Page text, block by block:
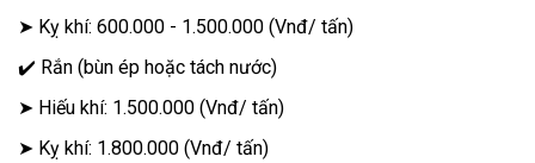
➤ Kỵ khí: 600.000 - 1.500.000 (Vnđ/ tấn)
✔️ Rắn (bùn ép hoặc tách nước)
➤ Hiếu khí: 1.500.000 (Vnđ/ tấn)
➤ Kỵ khí: 1.800.000 (Vnđ/ tấn)